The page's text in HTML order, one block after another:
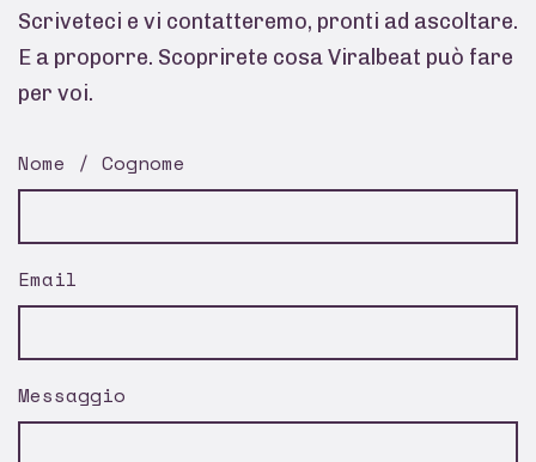
Scriveteci e vi contatteremo, pronti ad ascoltare.
E a proporre. Scoprirete cosa Viralbeat può fare
per voi.
Nome / Cognome
Email
Messaggio